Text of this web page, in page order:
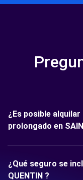
¿Es posible
prolongado en
¿Qué seguro se
QUENTIN ?